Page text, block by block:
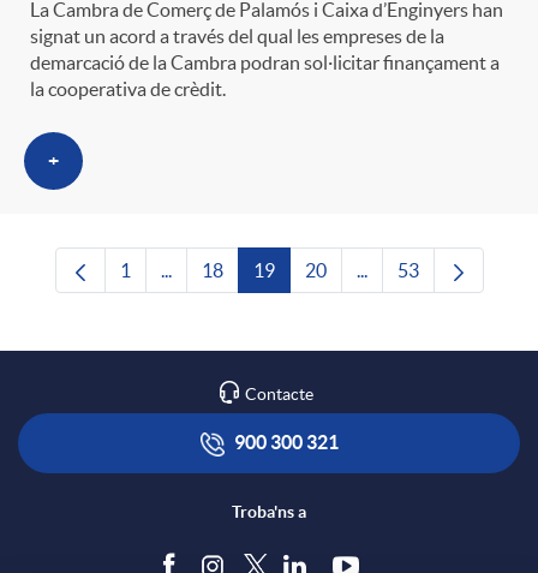
La Cambra de Comerç de Palamós i Caixa d’Enginyers han
signat un acord a través del qual les empreses de la
demarcació de la Cambra podran sol·licitar finançament a
la cooperativa de crèdit.
+
Pàgina
1 ...Pàgines intermèdies Utilitzeu TAB per
Pàgina
18 Pàgina
19 Pàgina
20 ...Pàgines intermèdies
Pàgina
53
Contacte
900 300 321
Troba'ns a